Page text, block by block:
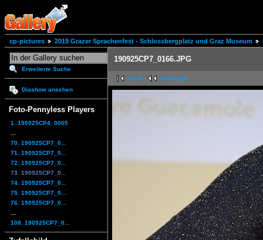
cp-pictures 2019 Grazer Sprachenfest - Schlossbergplatz und Graz Museum
Erweiterte Suche
Diashow ansehen
Foto-Pennyless Players
1. 190925CP4_0005
70. 190925CP7_0...
71. 190925CP7_0...
72. 190925CP7_0...
73. 190925CP7_0...
74. 190925CP7_0...
75. 190925CP7_0...
76. 190925CP7_0...
108. 190925CP7_0...
190925CP7_0166.JPG
erste vorherige